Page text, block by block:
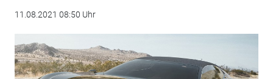
11.08.2021 08:50 Uhr